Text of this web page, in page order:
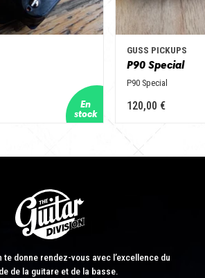
GUSS PICKUPS
P90 Special
P90 Special
120,00 €
te donne rendez-vous avec l’excellence du
de la guitare et de la basse.